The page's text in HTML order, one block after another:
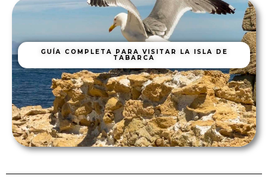
GUÍA COMPLETA PARA VISITAR LA ISLA DE
TABARCA